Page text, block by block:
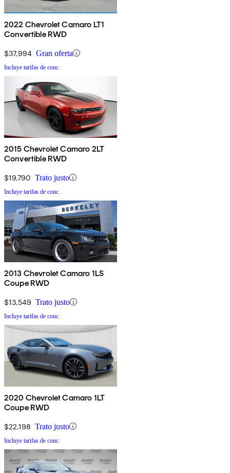
2022 Chevrolet Camaro LT1
Convertible RWD
$37,994 Gran oferta
Incluye tarifas de conc.
2015 Chevrolet Camaro 2LT
Convertible RWD
$19,790 Trato justo
Incluye tarifas de conc.
2013 Chevrolet Camaro 1LS
Coupe RWD
$13,549 Trato justo
Incluye tarifas de conc.
2020 Chevrolet Camaro 1LT
Coupe RWD
$22,198 Trato justo
Incluye tarifas de conc.